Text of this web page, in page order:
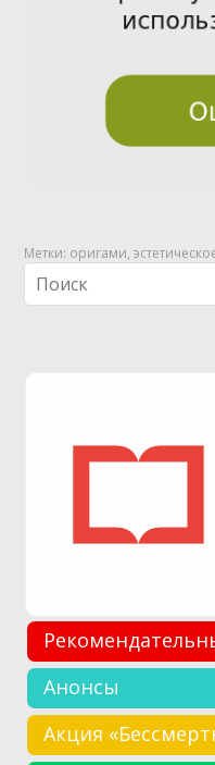
Метки: оригами,
Анонсы
Акция